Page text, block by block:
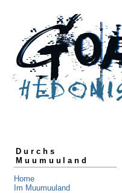
Durchs
Muumuuland
Home
Im Muumuuland